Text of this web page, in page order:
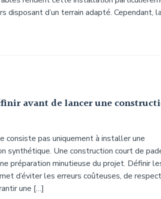
disposant d’un terrain adapté. Cependant, la
avant de lancer une
consiste pas uniquement à installer une
synthétique. Une construction court de
préparation minutieuse du projet. Définir
d’éviter les erreurs coûteuses, de
une […]